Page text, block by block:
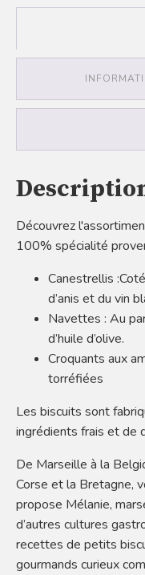
Découvrez
100% spécialité
Canestrellis
d’anis et du vin
Navettes : Au
d’huile d’olive.
Croquants aux
torréfiées
Les biscuits sont
ingrédients frais et de
De Marseille à la
Corse et la Bretagne,
propose Mélanie,
d’autres cultures
recettes de petits
gourmands curieux